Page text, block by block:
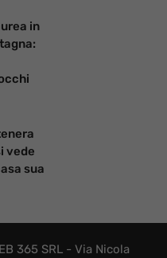
in
vede
sua
365 SRL - Via Nicola